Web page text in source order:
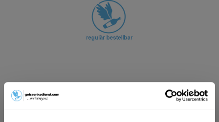
ab 101,01 € *